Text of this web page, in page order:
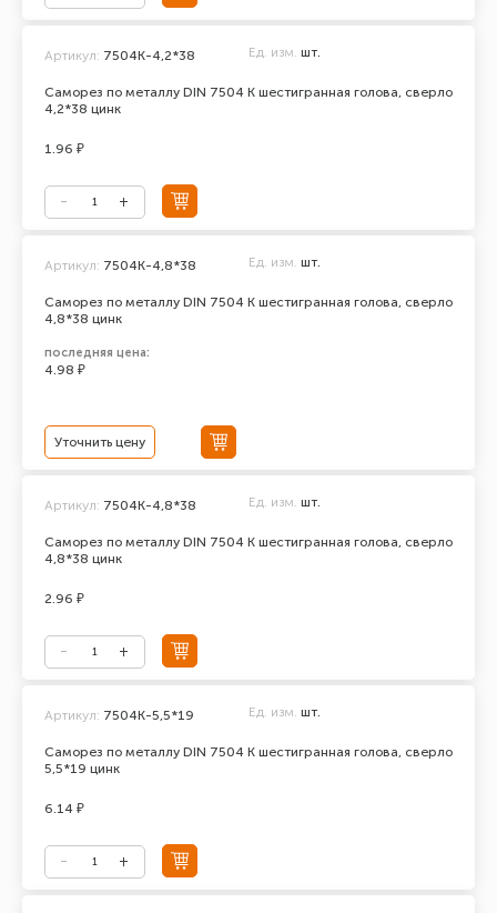
Саморез по металлу DIN 7504 К шестигранная голова, сверло
4,2*38 цинк
Артикул: 7504К-4,2*38 Ед. изм. шт.
1.96 ₽
Саморез по металлу DIN 7504 К шестигранная голова, сверло
4,8*38 цинк
Артикул: 7504К-4,8*38 Ед. изм. шт.
последняя цена:
4.98 ₽
Уточнить цену
Саморез по металлу DIN 7504 К шестигранная голова, сверло
4,8*38 цинк
Артикул: 7504К-4,8*38 Ед. изм. шт.
2.96 ₽
Саморез по металлу DIN 7504 К шестигранная голова, сверло
5,5*19 цинк
Артикул: 7504К-5,5*19 Ед. изм. шт.
6.14 ₽